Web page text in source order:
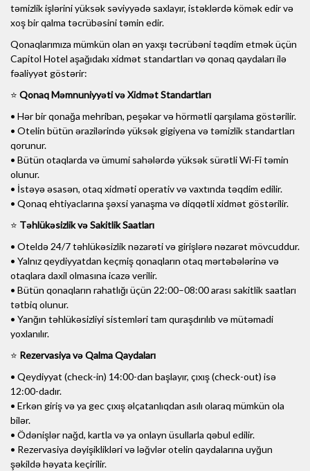
təmizlik işlərini yüksək səviyyədə saxlayır, istəklərdə kömək edir və
xoş bir qalma təcrübəsini təmin edir.
Qonaqlarımıza mümkün olan ən yaxşı təcrübəni təqdim etmək üçün
Capitol Hotel aşağıdakı xidmət standartları və qonaq qaydaları ilə
fəaliyyət göstərir:
⭐ Qonaq Məmnuniyyəti və Xidmət Standartları
• Hər bir qonağa mehriban, peşəkar və hörmətli qarşılama göstərilir.
• Otelin bütün ərazilərində yüksək gigiyena və təmizlik standartları
qorunur.
• Bütün otaqlarda və ümumi sahələrdə yüksək sürətli Wi-Fi təmin
olunur.
• İstəyə əsasən, otaq xidməti operativ və vaxtında təqdim edilir.
• Qonaq ehtiyaclarına şəxsi yanaşma və diqqətli xidmət göstərilir.
⭐ Təhlükəsizlik və Sakitlik Saatları
• Oteldə 24/7 təhlükəsizlik nəzarəti və girişlərə nəzarət mövcuddur.
• Yalnız qeydiyyatdan keçmiş qonaqların otaq mərtəbələrinə və
otaqlara daxil olmasına icazə verilir.
• Bütün qonaqların rahatlığı üçün 22:00–08:00 arası sakitlik saatları
tətbiq olunur.
• Yanğın təhlükəsizliyi sistemləri tam quraşdırılıb və mütəmadi
yoxlanılır.
⭐ Rezervasiya və Qalma Qaydaları
• Qeydiyyat (check-in) 14:00-dan başlayır, çıxış (check-out) isə
12:00-dadır.
• Erkən giriş və ya gec çıxış əlçatanlıqdan asılı olaraq mümkün ola
bilər.
• Ödənişlər nağd, kartla və ya onlayn üsullarla qəbul edilir.
• Rezervasiya dəyişiklikləri və ləğvlər otelin qaydalarına uyğun
şəkildə həyata keçirilir.